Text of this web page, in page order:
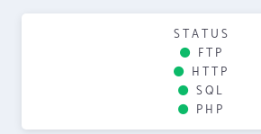
STATUS
FTP
HTTP
SQL
PHP